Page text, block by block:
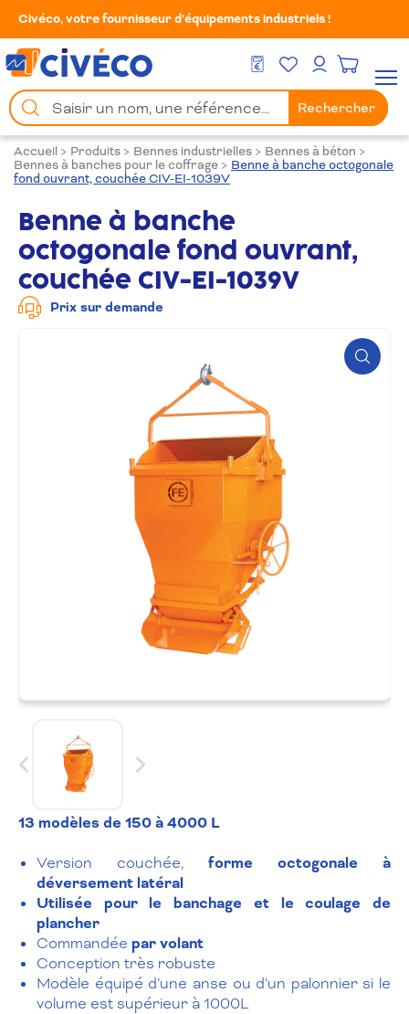
Civéco, votre fournisseur d’équipements industriels !
DEVIS GRATUIT
Mes FavorisMon compte
Chercher
un
produit
Rechercher
Accueil > Produits > Bennes industrielles > Bennes à béton >
Bennes à banches pour le coffrage > Benne à banche octogonale
fond ouvrant, couchée CIV-EI-1039V
Benne à banche
octogonale fond ouvrant,
couchée CIV-EI-1039V
Prix sur demande
Zoom
13 modèles de 150 à 4000 L
Version couchée, forme octogonale à
déversement latéral
Utilisée pour le banchage et le coulage de
plancher
Commandée par volant
Conception très robuste
Modèle équipé d’une anse ou d’un palonnier si le
volume est supérieur à 1000L